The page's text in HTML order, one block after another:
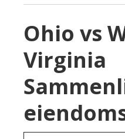
Ohio vs
Virginia